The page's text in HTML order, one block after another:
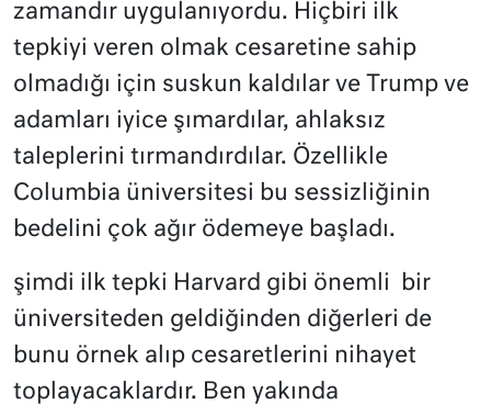
zamandır uygulanıyordu. Hiçbiri ilk
tepkiyi veren olmak cesaretine sahip
olmadığı için suskun kaldılar ve Trump ve
adamları iyice şımardılar, ahlaksız
taleplerini tırmandırdılar. Özellikle
Columbia üniversitesi bu sessizliğinin
bedelini çok ağır ödemeye başladı.
şimdi ilk tepki Harvard gibi önemli
bir
üniversiteden geldiğinden diğerleri de
bunu örnek alıp cesaretlerini nihayet
toplayacaklardır. Ben yakında